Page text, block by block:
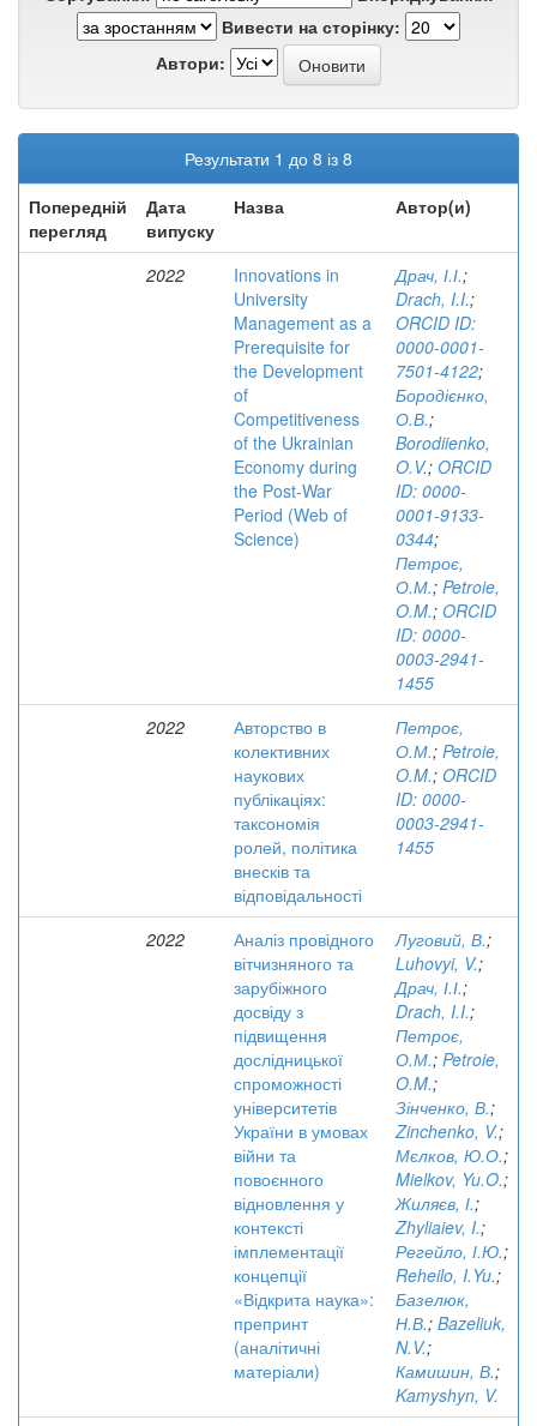
Вивести на сторінку:
Автори:
Результати 1 до 8 із 8
Попередній
перегляд
Дата
випуску
Назва Автор(и)
2022
Innovations in
University
Management as a
Prerequisite for
the Development
of
Competitiveness
of the Ukrainian
Economy during
the Post-War
Period (Web of
Science)
Драч, І.І.;
Drach, I.I.;
ORCID ID:
0000-0001-
7501-4122;
Бородієнко,
О.В.;
Borodiienko,
O.V.; ORCID
ID: 0000-
0001-9133-
0344;
Петроє,
О.М.; Petroie,
O.M.; ORCID
ID: 0000-
0003-2941-
1455
2022
Авторство в
колективних
наукових
публікаціях:
таксономія
ролей, політика
внесків та
відповідальності
Петроє,
О.М.; Petroie,
O.M.; ORCID
ID: 0000-
0003-2941-
1455
2022
Аналіз провідного
вітчизняного та
зарубіжного
досвіду з
підвищення
дослідницької
спроможності
університетів
України в умовах
війни та
повоєнного
відновлення у
контексті
імплементації
концепції
«Відкрита наука»:
препринт
(аналітичні
матеріали)
Луговий, В.;
Luhovyi, V.;
Драч, І.І.;
Drach, I.I.;
Петроє,
О.М.; Petroie,
O.M.;
Зінченко, В.;
Zinchenko, V.;
Мєлков, Ю.О.;
Mielkov, Yu.O.;
Жиляєв, І.;
Zhyliaiev, I.;
Регейло, І.Ю.;
Reheilo, I.Yu.;
Базелюк,
Н.В.; Bazeliuk,
N.V.;
Камишин, В.;
Kamyshyn, V.